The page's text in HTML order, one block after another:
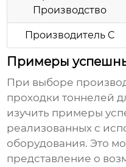
Производство
Производитель C
Примеры
При выборе
проходки тоннелей
изучить примеры
реализованных с
оборудования. Это
представление о